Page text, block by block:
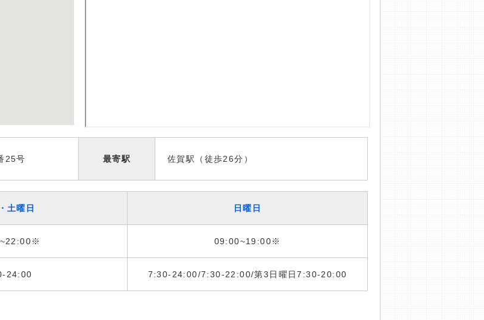
25号 最寄駅 佐賀駅（徒歩26分）
土曜日 日曜日
09:00~19:00※
24:00 7:30-24:00/7:30-22:00/第3日曜日7:30-20:00